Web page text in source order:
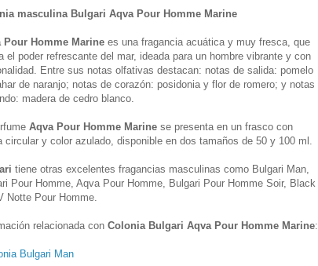
masculina Bulgari Aqva Pour Homme Marine
Pour Homme Marine es una fragancia acuática y muy fresca, que
el poder refrescante del mar, ideada para un hombre vibrante y con
Entre sus notas olfativas destacan: notas de salida: pomelo
de naranjo; notas de corazón: posidonia y flor de romero; y notas
madera de cedro blanco.
Aqva Pour Homme Marine se presenta en un frasco con
circular y color azulado, disponible en dos tamaños de 50 y 100 ml.
tiene otras excelentes fragancias masculinas como Bulgari Man,
Pour Homme, Aqva Pour Homme, Bulgari Pour Homme Soir, Black
Notte Pour Homme.
relacionada con Colonia Bulgari Aqva Pour Homme Marine:
Bulgari Man